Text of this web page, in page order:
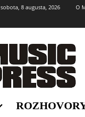
sobota, 8 augusta, 2026 O